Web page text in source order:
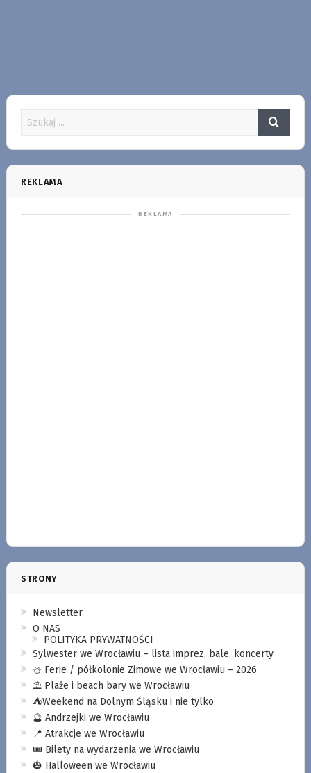
REKLAMA
STRONY
Newsletter
O NAS
POLITYKA PRYWATNOŚCI
Sylwester we Wrocławiu – lista imprez, bale, koncerty
⛄️ Ferie / półkolonie Zimowe we Wrocławiu – 2026
⛱️ Plaże i beach bary we Wrocławiu
⛺️Weekend na Dolnym Śląsku i nie tylko
🔮 Andrzejki we Wrocławiu
📍 Atrakcje we Wrocławiu
🎟️ Bilety na wydarzenia we Wrocławiu
🎃 Halloween we Wrocławiu